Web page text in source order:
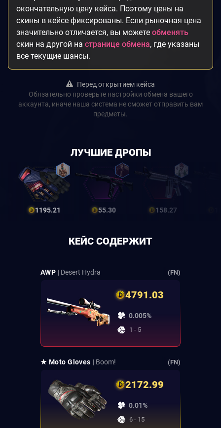
окончательную цену кейса. Поэтому цены на
скины в кейсе фиксированы. Если рыночная цена
значительно отличается, вы можете обменять
скин на другой на странице обмена, где указаны
все текущие шансы.
Перед открытием кейса
Обязательно проверьте настройки обмена вашего
аккаунта, иначе наша система не сможет отправить вам
предметы.
ЛУЧШИЕ ДРОПЫ
1195.21 55.30 158.27
КЕЙС СОДЕРЖИТ
AWP | Desert Hydra (FN)
4791.03
0.005%
1 - 5
★ Moto Gloves | Boom! (FN)
2172.99
0.01%
6 - 15